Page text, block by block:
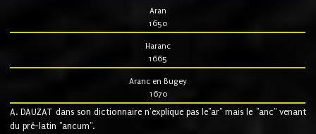
Aran
1650
Haranc
1665
Aranc en Bugey
1670
A. DAUZAT dans son dictionnaire n'explique pas le"ar" mais le "anc" venant
du pré-latin "ancum".